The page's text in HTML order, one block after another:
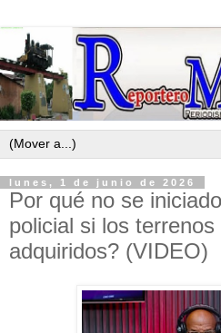
lunes, 1 de junio de 2026
Por qué no se
policial si los
adquiridos? (VIDEO)